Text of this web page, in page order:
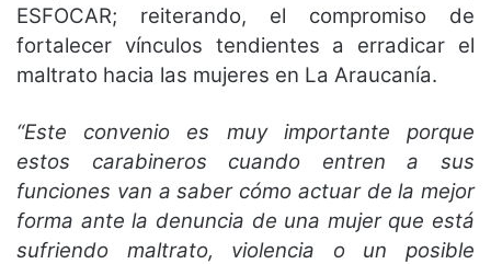
ESFOCAR; reiterando, el compromiso de
fortalecer vínculos tendientes a erradicar el
maltrato hacia las mujeres en La Araucanía.
“Este convenio es muy importante porque
estos carabineros cuando entren a sus
funciones van a saber cómo actuar de la mejor
forma ante la denuncia de una mujer que está
sufriendo maltrato, violencia o un posible